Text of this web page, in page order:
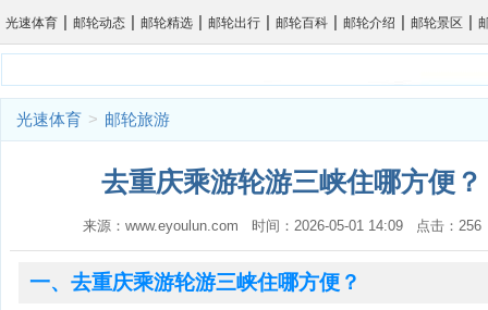
光速体育 | 邮轮动态 | 邮轮精选 | 邮轮出行 | 邮轮百科 | 邮轮介绍 | 邮轮景区 |
光速体育 > 邮轮旅游
去重庆乘游轮游三峡住哪方便
来源：www.eyoulun.com 时间：2026-05-01 14:09 点击：
一、去重庆乘游轮游三峡住哪方便？